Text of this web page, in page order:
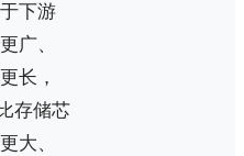
下游
广、
长，
存储芯
大、